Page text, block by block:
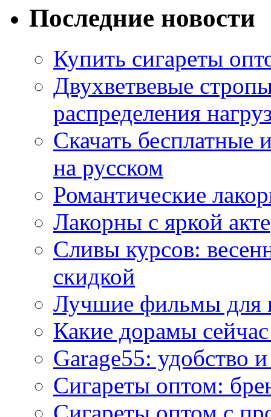
Последние новости
Купить сигареты
Двухветвевые
распределения
Скачать
на русском
Романтические
Лакорны с яркой
Сливы курсов:
скидкой
Лучшие фильмы для
Какие дорамы
Garage55: удобство
Сигареты оптом: